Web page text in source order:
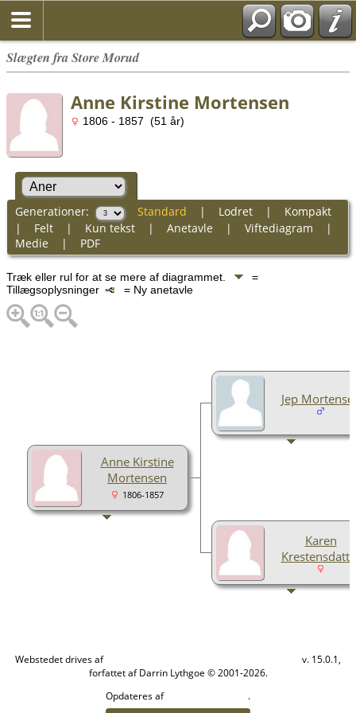
Slægten fra Store Morud
Anne Kirstine Mortensen
1806 - 1857 (51 år)
Generationer: Standard | Lodret| Kompakt
| Felt| Kun tekst| Anetavle | Viftediagram |
Medie | PDF
Træk eller rul for at se mere af diagrammet.
=
Tillægsoplysninger
= Ny anetavle
Anne Kirstine
Mortensen
1806-1857
Jep
Karen
Webstedet drives af
v. 15.0.1,
forfattet af Darrin Lythgoe © 2001-2026.
Opdateres af
.